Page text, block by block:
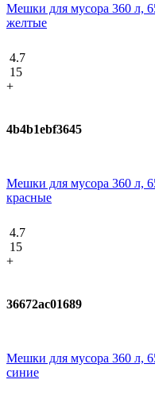
Мешки для мусора 360 л,
желтые
4.7
15
+
4b4b1ebf3645
Мешки для мусора 360 л,
красные
4.7
15
+
36672ac01689
Мешки для мусора 360 л,
синие